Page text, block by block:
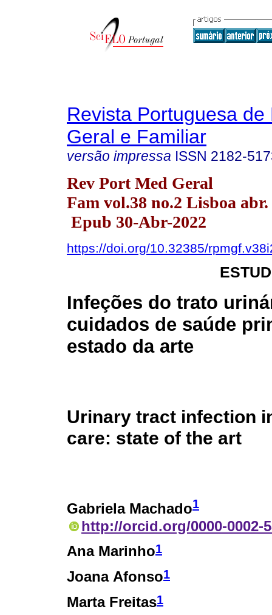
Revista Portuguesa de
Geral e Familiar
versão impressa ISSN 2182-
Rev Port Med Geral
Fam vol.38 no.2 Lisboa abr.
Epub 30-Abr-2022
https://doi.org/10.32385/
Infeções do trato
cuidados de saúde
estado da arte
Urinary tract infection
care: state of the art
Gabriela Machado1
http://orcid.org/0000-0002-
Ana Marinho1
Joana Afonso1
Marta Freitas1